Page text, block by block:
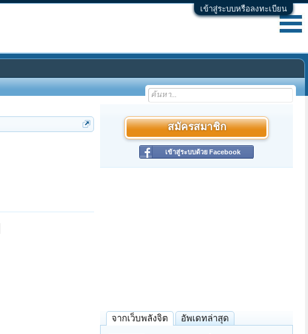
เข้าสู่ระบบหรือลงทะเบียน
สมัครสมาชิก
เข้าสู่ระบบด้วย Facebook
จากเว็บพลังจิต อัพเดทล่าสุด